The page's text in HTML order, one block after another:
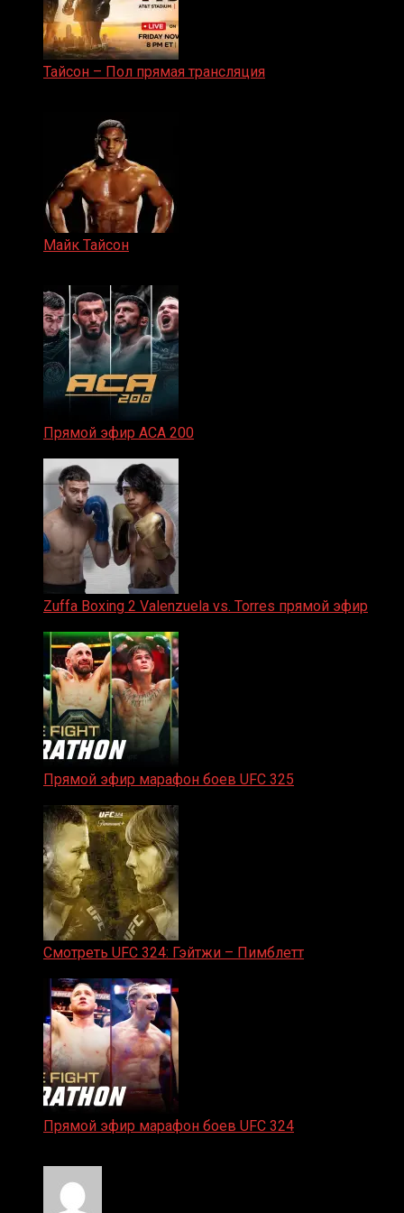
Тайсон – Пол прямая трансляция
Майк Тайсон
Прямой эфир ACA 200
Zuffa Boxing 2 Valenzuela vs. Torres прямой эфир
Прямой эфир марафон боев UFC 325
Смотреть UFC 324: Гэйтжи – Пимблетт
Прямой эфир марафон боев UFC 324